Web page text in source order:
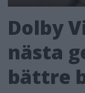
Dolby
nästa
bättre